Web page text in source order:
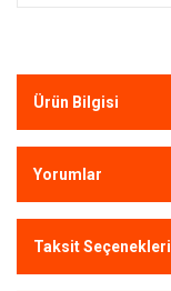
Ürün Bilgisi
Yorumlar
Taksit Seçenekleri